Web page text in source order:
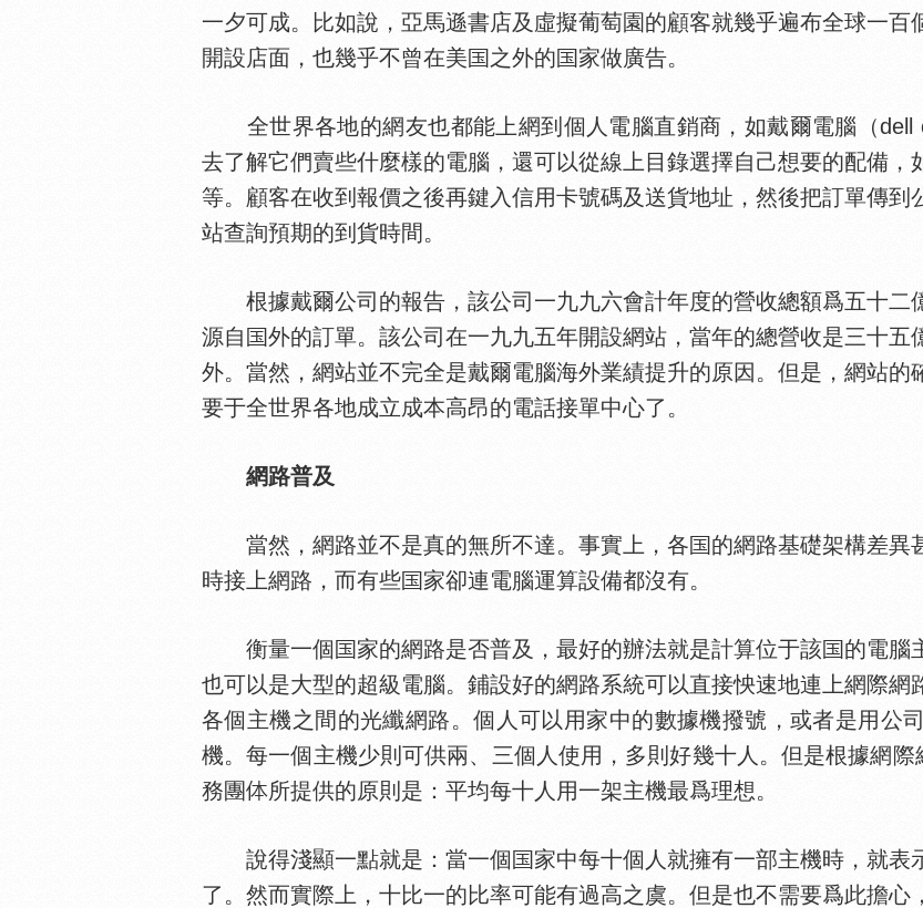
一夕可成。比如說，亞馬遜書店及虛擬葡萄園的顧客就幾乎遍布全球一百
開設店面，也幾乎不曾在美
之外的 家做廣告。
全世界各地的網友也都能上網到個人電腦直銷商，如戴爾電腦（dell
去了解它們賣些什麼樣的電腦，還可以從線上目錄選擇自己想要的配備，
等。顧客在收到報價之後再鍵入信用卡號碼及送貨地址，然後把訂單傳到
站查詢預期的到貨時間。
根據戴爾公司的報告，該公司一九九六會計年度的營收總額爲五十二
源自
外的訂單。該公司在一九九五年開設網站，當年的總營收是三十
外。當然，網站並不完全是戴爾電腦海外業績提升的原因。但是，網站
要于全世界各地成立成本高昂的電話接單中心了。
網路普及
當然，網路並不是真的無所不達。事實上，各 的網路基礎架構差異
時接上網路，而有些
家卻連電腦運算設備都沒有。
衡量一個 家的網路是否普及，最好的辦法就是計算位于該
的電腦
也可以是大型的超級電腦。鋪設好的網路系統可以直接怏速地連上網際
各個主機之間的光纖網路。個人可以用家中的數據機撥號，或者是用公
機。每一個主機少則可供兩、三個人使用，多則好幾十人。但是根據網
務團
所提供的原則是：平均每十人用一架主機最爲理想。
說得淺顯一點就是：當一個 家中每十個人就擁有一部主機時，就表
了。然而實際上，十比一的比率可能有過高之虞。但是也不需要爲此擔心